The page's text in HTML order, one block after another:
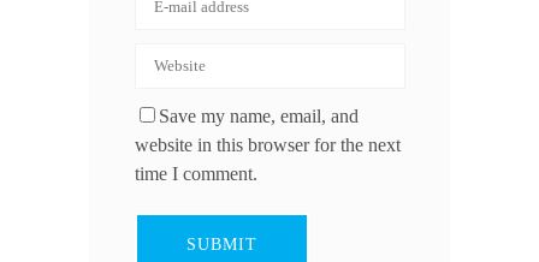
Save my name, email, and
website in this browser for the next
time I comment.